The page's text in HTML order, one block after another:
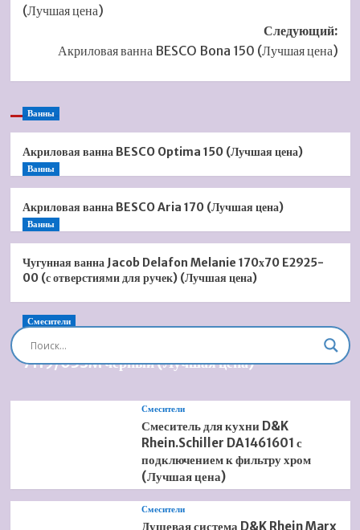
(Лучшая цена)
Следующий:
Акриловая ванна BESCO Bona 150 (Лучшая цена)
Ванны
Акриловая ванна BESCO Optima 150 (Лучшая цена)
Ванны
Акриловая ванна BESCO Aria 170 (Лучшая цена)
Ванны
Чугунная ванна Jacob Delafon Melanie 170х70 E2925-
00 (с отверстиями для ручек) (Лучшая цена)
Смесители
Душевая система встроенная Timo Briana SX-
7119/03SM черный (Лучшая цена)
Смесители
Смеситель для кухни D&K
Rhein.Schiller DA1461601 с
подключением к фильтру хром
(Лучшая цена)
Смесители
Душевая система D&K Rhein Marx